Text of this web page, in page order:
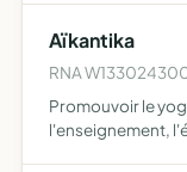
l'Eto…
Aïkantika
RNA
Promouvoir le
l'enseignement,